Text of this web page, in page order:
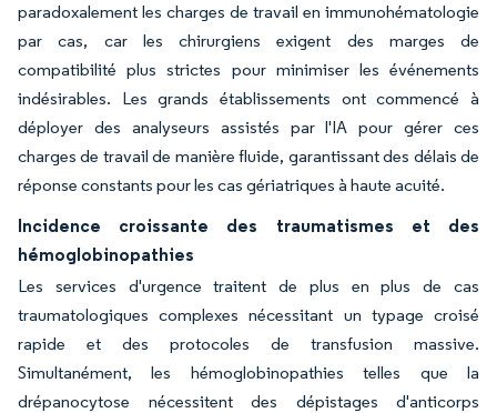
paradoxalement les charges de travail en immunohématologie
par cas, car les chirurgiens exigent des marges de
compatibilité plus strictes pour minimiser les événements
indésirables. Les grands établissements ont commencé à
déployer des analyseurs assistés par l'IA pour gérer ces
charges de travail de manière fluide, garantissant des délais de
réponse constants pour les cas gériatriques à haute acuité.
Incidence croissante des traumatismes et des
hémoglobinopathies
Les services d'urgence traitent de plus en plus de cas
traumatologiques complexes nécessitant un typage croisé
rapide et des protocoles de transfusion massive.
Simultanément, les hémoglobinopathies telles que la
drépanocytose nécessitent des dépistages d'anticorps